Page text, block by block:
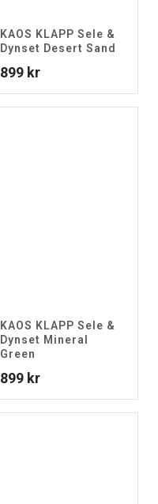
KAOS KLAPP Sele &
Dynset Desert Sand
899 kr
KAOS KLAPP Sele &
Dynset Mineral
Green
899 kr